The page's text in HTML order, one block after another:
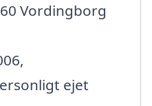
Vordingborg
ejet